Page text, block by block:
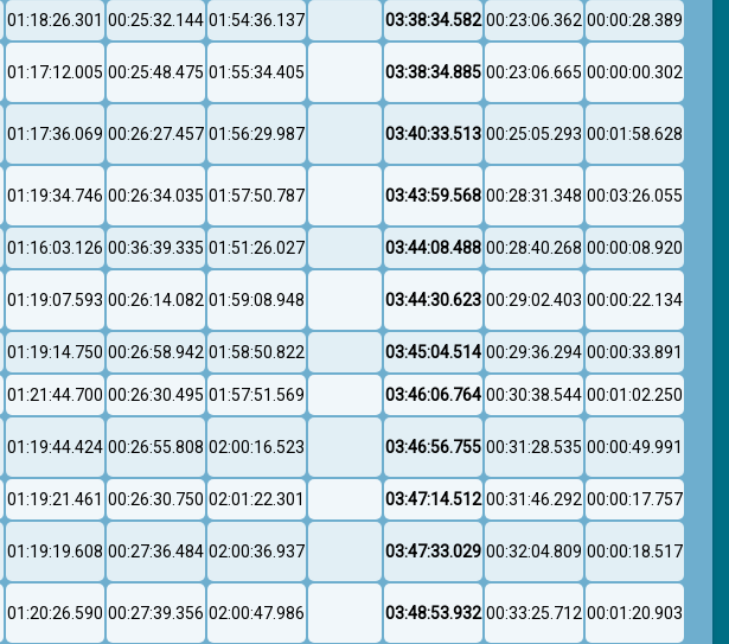
01:18:26.301 00:25:32.144 01:54:36.137 03:38:34.582 00:23:06.362 00:00:28.389
01:17:12.005 00:25:48.475 01:55:34.405 03:38:34.885 00:23:06.665 00:00:00.302
01:17:36.069 00:26:27.457 01:56:29.987 03:40:33.513 00:25:05.293 00:01:58.628
01:19:34.746 00:26:34.035 01:57:50.787 03:43:59.568 00:28:31.348 00:03:26.055
01:16:03.126 00:36:39.335 01:51:26.027 03:44:08.488 00:28:40.268 00:00:08.920
01:19:07.593 00:26:14.082 01:59:08.948 03:44:30.623 00:29:02.403 00:00:22.134
01:19:14.750 00:26:58.942 01:58:50.822 03:45:04.514 00:29:36.294 00:00:33.891
01:21:44.700 00:26:30.495 01:57:51.569 03:46:06.764 00:30:38.544 00:01:02.250
01:19:44.424 00:26:55.808 02:00:16.523 03:46:56.755 00:31:28.535 00:00:49.991
01:19:21.461 00:26:30.750 02:01:22.301 03:47:14.512 00:31:46.292 00:00:17.757
01:19:19.608 00:27:36.484 02:00:36.937 03:47:33.029 00:32:04.809 00:00:18.517
01:20:26.590 00:27:39.356 02:00:47.986 03:48:53.932 00:33:25.712 00:01:20.903